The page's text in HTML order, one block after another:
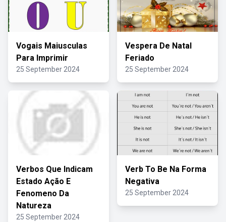
Vogais Maiusculas
Para Imprimir
25 September 2024
Vespera De Natal
Feriado
25 September 2024
Verbos Que Indicam
Estado Ação E
Fenomeno Da
Natureza
25 September 2024
Verb To Be Na Forma
Negativa
25 September 2024